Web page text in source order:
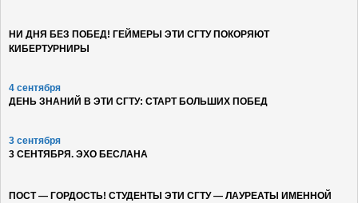
НИ ДНЯ БЕЗ ПОБЕД! ГЕЙМЕРЫ ЭТИ СГТУ ПОКОРЯЮТ
КИБЕРТУРНИРЫ
4 сентября
ДЕНЬ ЗНАНИЙ В ЭТИ СГТУ: СТАРТ БОЛЬШИХ ПОБЕД
3 сентября
3 СЕНТЯБРЯ. ЭХО БЕСЛАНА
ПОСТ — ГОРДОСТЬ! СТУДЕНТЫ ЭТИ СГТУ — ЛАУРЕАТЫ ИМЕННОЙ